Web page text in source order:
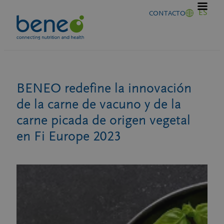
contenido
CONTACTO ES
BENEO redefine la innovación
de la carne de vacuno y de la
carne picada de origen vegetal
en Fi Europe 2023